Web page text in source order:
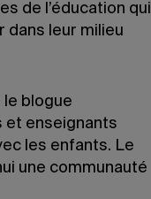
de l’éducation qui
leur milieu
le blogue
et enseignants
les enfants. Le
une communauté